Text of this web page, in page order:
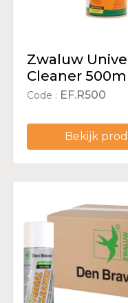
Zwaluw
Cleaner
Code : EF.R500
Bekijk